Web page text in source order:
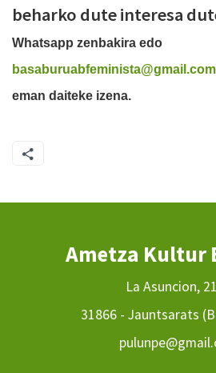
beharko dute interesa
Whatsapp zenbakira edo
basaburuabfeminista@gmail.com
eman daiteke izena.
Ametza Kultur
La Asuncion,
31866 - Jauntsarats